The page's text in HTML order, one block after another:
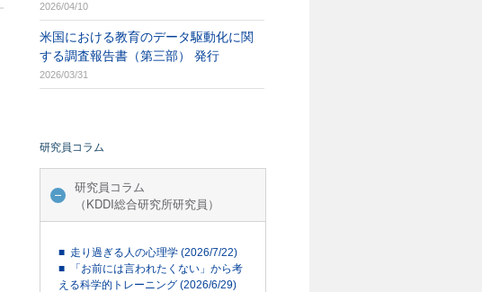
2026/04/10
米国における教育のデータ駆動化に関
する調査報告書（第三部） 発行
2026/03/31
研究員コラム
研究員コラム
（KDDI総合研究所研究員）
■ 走り過ぎる人の心理学 (2026/7/22)
■ 「お前には言われたくない」から考
える科学的トレーニング (2026/6/29)